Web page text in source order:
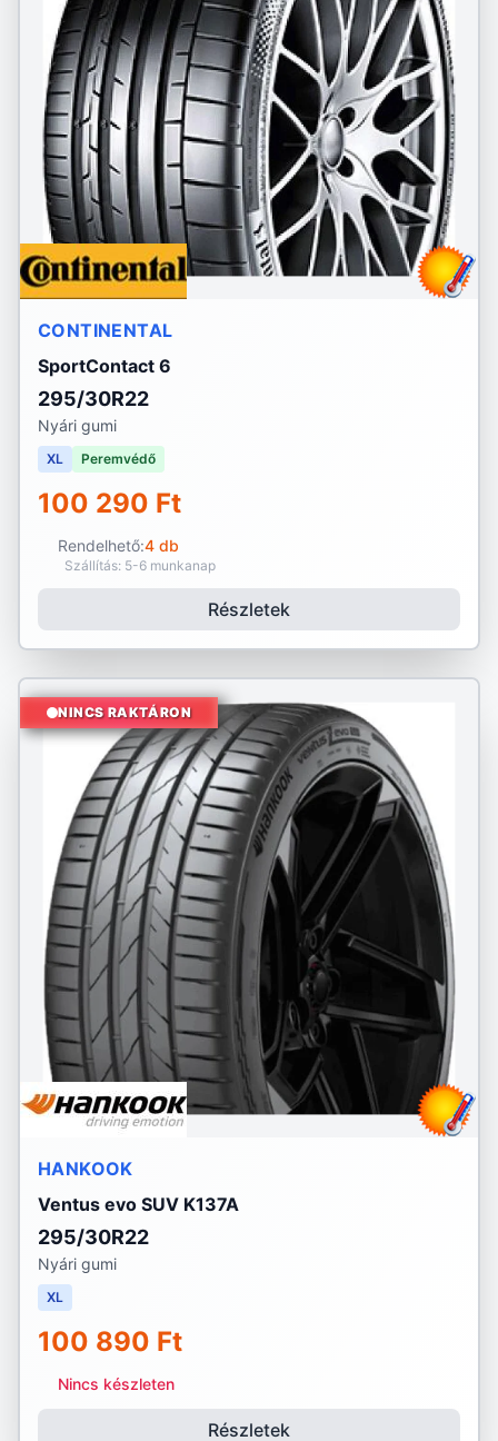
CONTINENTAL
SportContact 6
295/30R22
Nyári gumi
XL Peremvédő
100 290 Ft
Rendelhető:4 db
Szállítás: 5-6 munkanap
Részletek
NINCS RAKTÁRON
HANKOOK
Ventus evo SUV K137A
295/30R22
Nyári gumi
XL
100 890 Ft
Nincs készleten
Részletek